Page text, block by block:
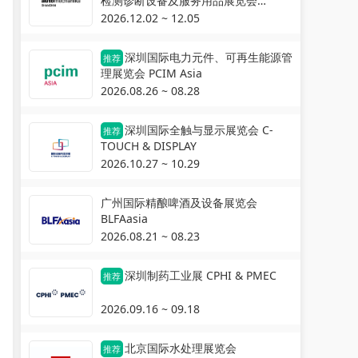
Automechanika Shanghai
2026.12.02 ~ 12.05
推荐 深圳国际电力元件、可再生能源管
理展览会 PCIM Asia
2026.08.26 ~ 08.28
推荐 深圳国际全触与显示展览会 C-
TOUCH & DISPLAY
2026.10.27 ~ 10.29
广州国际精酿啤酒及设备展览会
BLFAasia
2026.08.21 ~ 08.23
推荐 深圳制药工业展 CPHI & PMEC
2026.09.16 ~ 09.18
推荐 北京国际水处理展览会